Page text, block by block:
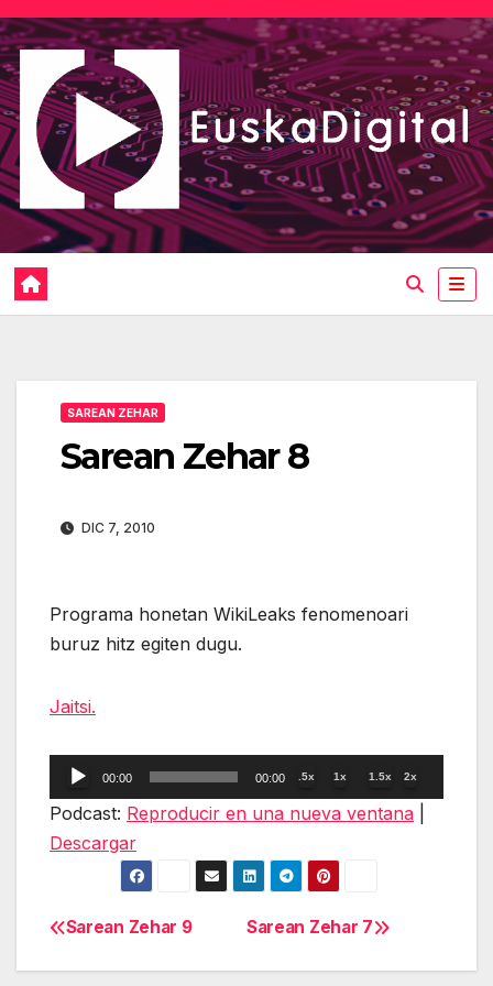
Saltar
al
contenido
SAREAN ZEHAR
Sarean Zehar 8
DIC 7, 2010
Programa honetan WikiLeaks fenomenoari
buruz hitz egiten dugu.
Jaitsi.
Reproductor
de
00:00 00:00 .5x 1x 1.5x 2x
Podcast: Reproducir en una nueva ventana
Descargar
NavegaciónSarean Zehar 7
Sarean Zehar 9